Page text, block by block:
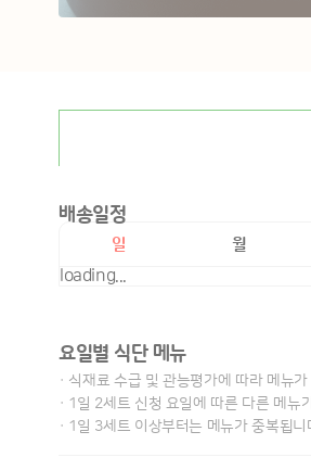
배송일정
일 월
loading...
요일별 식단 메뉴
· 식재료 수급 및 관능평가에 따라 메뉴
· 1일 2세트 신청 요일에 따른 다른 메뉴
· 1일 3세트 이상부터는 메뉴가 중복됩니